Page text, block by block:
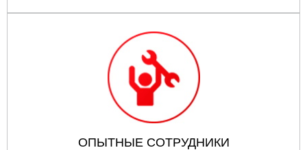
ОПЫТНЫЕ СОТРУДНИКИ